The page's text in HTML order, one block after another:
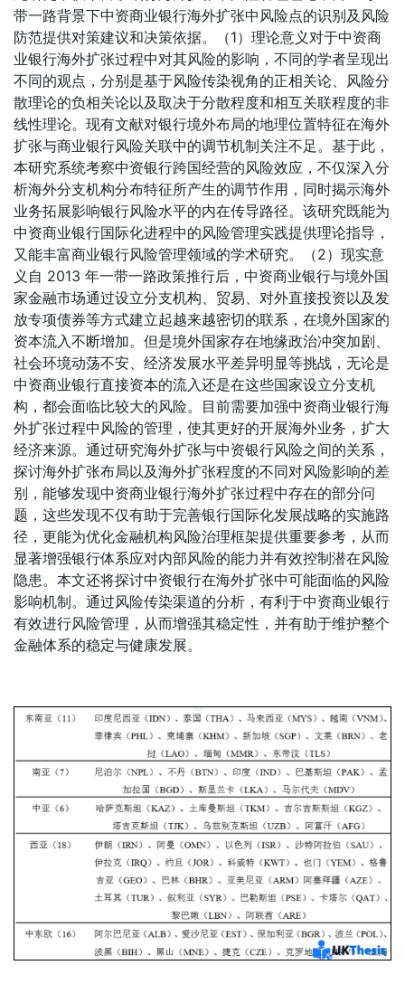
带一路背景下中资商业银行海外扩张中风险点的识别及风险
防范提供对策建议和决策依据。（1）理论意义对于中资商
业银行海外扩张过程中对其风险的影响，不同的学者呈现出
不同的观点，分别是基于风险传染视角的正相关论、风险分
散理论的负相关论以及取决于分散程度和相互关联程度的非
线性理论。现有文献对银行境外布局的地理位置特征在海外
扩张与商业银行风险关联中的调节机制关注不足。基于此，
本研究系统考察中资银行跨国经营的风险效应，不仅深入分
析海外分支机构分布特征所产生的调节作用，同时揭示海外
业务拓展影响银行风险水平的内在传导路径。该研究既能为
中资商业银行国际化进程中的风险管理实践提供理论指导，
又能丰富商业银行风险管理领域的学术研究。（2）现实意
义自 2013 年一带一路政策推行后，中资商业银行与境外国
家金融市场通过设立分支机构、贸易、对外直接投资以及发
放专项债券等方式建立起越来越密切的联系，在境外国家的
资本流入不断增加。但是境外国家存在地缘政治冲突加剧、
社会环境动荡不安、经济发展水平差异明显等挑战，无论是
中资商业银行直接资本的流入还是在这些国家设立分支机
构，都会面临比较大的风险。目前需要加强中资商业银行海
外扩张过程中风险的管理，使其更好的开展海外业务，扩大
经济来源。通过研究海外扩张与中资银行风险之间的关系，
探讨海外扩张布局以及海外扩张程度的不同对风险影响的差
别，能够发现中资商业银行海外扩张过程中存在的部分问
题，这些发现不仅有助于完善银行国际化发展战略的实施路
径，更能为优化金融机构风险治理框架提供重要参考，从而
显著增强银行体系应对内部风险的能力并有效控制潜在风险
隐患。本文还将探讨中资银行在海外扩张中可能面临的风险
影响机制。通过风险传染渠道的分析，有利于中资商业银行
有效进行风险管理，从而增强其稳定性，并有助于维护整个
金融体系的稳定与健康发展。